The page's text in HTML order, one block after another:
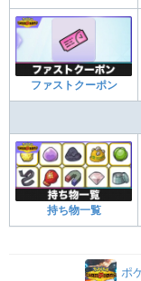
ファストクーポン
持ち物一覧
ポ